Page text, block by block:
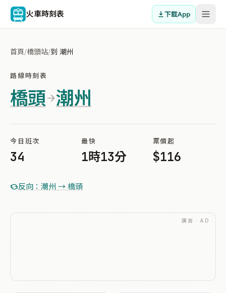
火車時刻表 下載App
首頁/橋頭站/到 潮州
路線時刻表
橋頭 潮州
今日班次
34
最快
1時13分
票價起
$116
反向：潮州 → 橋頭
廣告 · AD